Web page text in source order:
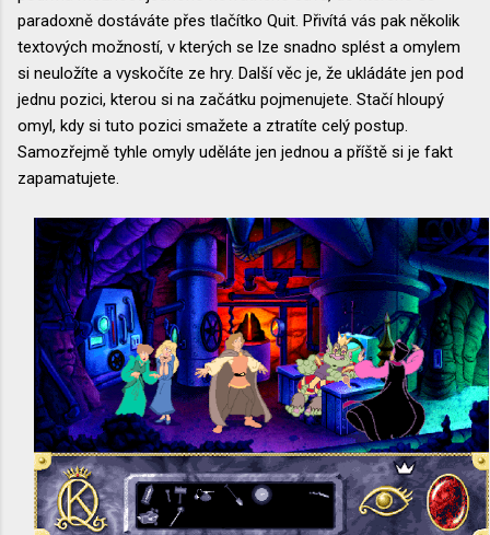
paradoxně dostáváte přes tlačítko Quit. Přivítá vás pak několik
textových možností, v kterých se lze snadno splést a omylem
si neuložíte a vyskočíte ze hry. Další věc je, že ukládáte jen pod
jednu pozici, kterou si na začátku pojmenujete. Stačí hloupý
omyl, kdy si tuto pozici smažete a ztratíte celý postup.
Samozřejmě tyhle omyly uděláte jen jednou a příště si je fakt
zapamatujete.